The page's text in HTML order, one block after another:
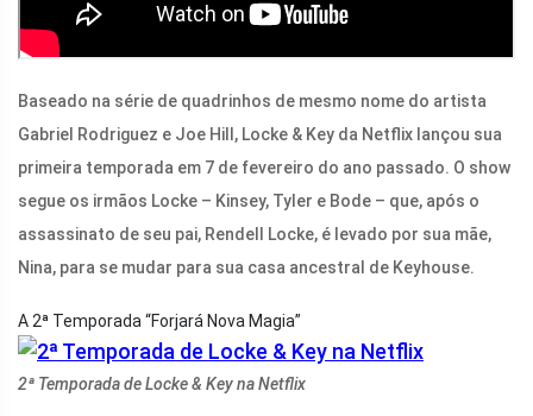
Baseado na série de quadrinhos de mesmo nome do artista
Gabriel Rodriguez e Joe Hill, Locke & Key da Netflix lançou sua
primeira temporada em 7 de fevereiro do ano passado. O show
segue os irmãos Locke – Kinsey, Tyler e Bode – que, após o
assassinato de seu pai, Rendell Locke, é levado por sua mãe,
Nina, para se mudar para sua casa ancestral de Keyhouse.
A 2ª Temporada “Forjará Nova Magia”
2ª Temporada de Locke & Key na Netflix